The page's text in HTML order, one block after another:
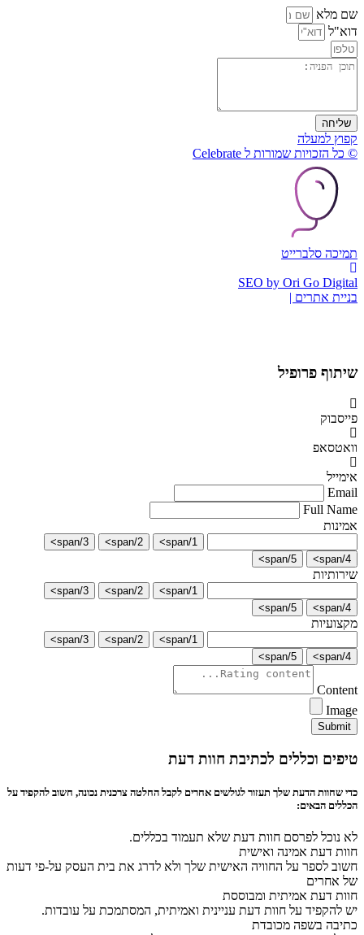
שם מלא
דוא"ל
שליחה
קפוץ למעלה
© כל הזכויות שמורות ל Celebrate
תמיכה סלברייט
SEO by Ori Go Digital
בניית אתרים |
שיתוף פרופיל
פייסבוק
וואטסאפ
אימייל
Email
Full Name
אמינות
1/span>
2/span>
3/span>
4/span>
5/span>
שירותיות
1/span>
2/span>
3/span>
4/span>
5/span>
מקצועיות
1/span>
2/span>
3/span>
4/span>
5/span>
Content
Image
Submit
טיפים וכללים לכתיבת חוות דעת
כדי שחוות הדעת שלך תעזור לגולשים אחרים לקבל החלטה צרכנית נכונה, חשוב להקפיד על
הכללים הבאים:
לא נוכל לפרסם חוות דעת שלא תעמוד בכללים.
חוות דעת אמינה ואישית
חשוב לספר על החוויה האישית שלך ולא לדרג את בית העסק על-פי דעות
של אחרים
חוות דעת אמיתית ומבוססת
יש להקפיד על חוות דעת עניינית ואמיתית, המסתמכת על עובדות.
כתיבה בשפה מכובדת